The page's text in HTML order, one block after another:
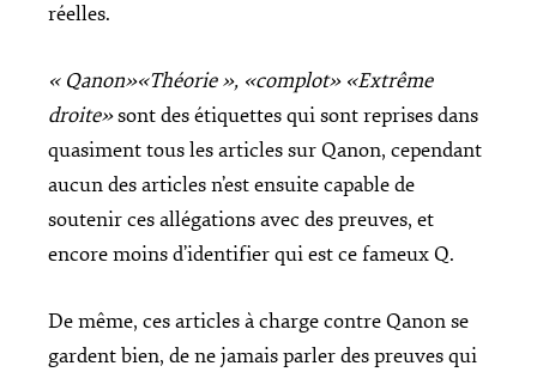
réelles.
« Qanon»«Théorie », «complot» «Extrême
droite»sont des étiquettes qui sont reprises dans
quasiment tous les articles sur Qanon, cependant
aucun des articles n’est ensuite capable de
soutenir ces allégations avec des preuves, et
encore moins d’identifier qui est ce fameux Q.
De même, ces articles à charge contre Qanon se
gardent bien, de ne jamais parler des preuves qui